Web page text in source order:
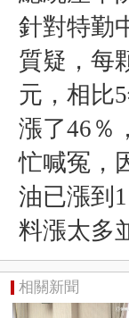
針對特勤
質疑 ，每
元，相比
漲了46％
忙喊冤，
油已漲到
料漲太多
相關新聞